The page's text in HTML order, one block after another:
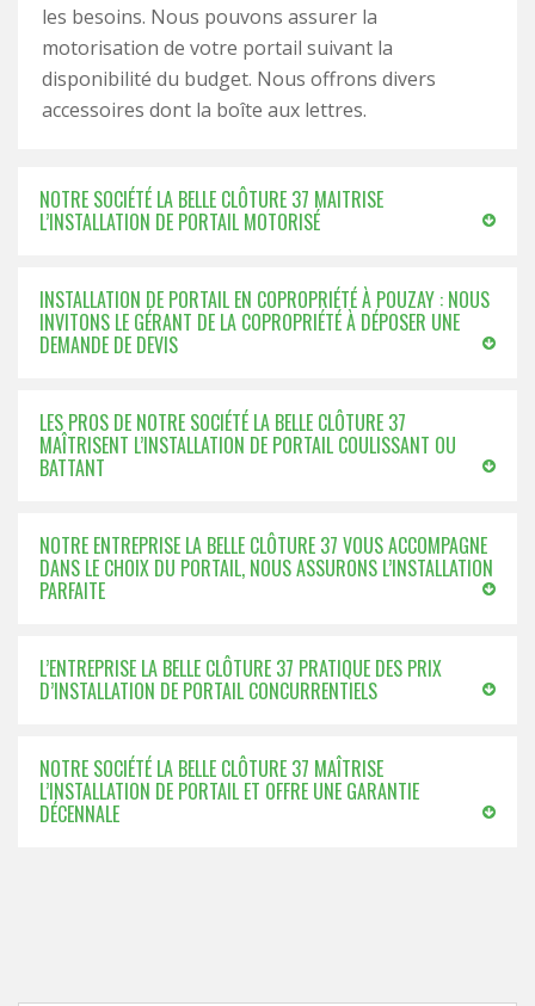
les besoins. Nous pouvons assurer la
motorisation de votre portail suivant la
disponibilité du budget. Nous offrons divers
accessoires dont la boîte aux lettres.
NOTRE SOCIÉTÉ LA BELLE CLÔTURE 37 MAITRISE
L’INSTALLATION DE PORTAIL MOTORISÉ
INSTALLATION DE PORTAIL EN COPROPRIÉTÉ À POUZAY : NOUS
INVITONS LE GÉRANT DE LA COPROPRIÉTÉ À DÉPOSER UNE
DEMANDE DE DEVIS
LES PROS DE NOTRE SOCIÉTÉ LA BELLE CLÔTURE 37
MAÎTRISENT L’INSTALLATION DE PORTAIL COULISSANT OU
BATTANT
NOTRE ENTREPRISE LA BELLE CLÔTURE 37 VOUS ACCOMPAGNE
DANS LE CHOIX DU PORTAIL, NOUS ASSURONS L’INSTALLATION
PARFAITE
L’ENTREPRISE LA BELLE CLÔTURE 37 PRATIQUE DES PRIX
D’INSTALLATION DE PORTAIL CONCURRENTIELS
NOTRE SOCIÉTÉ LA BELLE CLÔTURE 37 MAÎTRISE
L’INSTALLATION DE PORTAIL ET OFFRE UNE GARANTIE
DÉCENNALE